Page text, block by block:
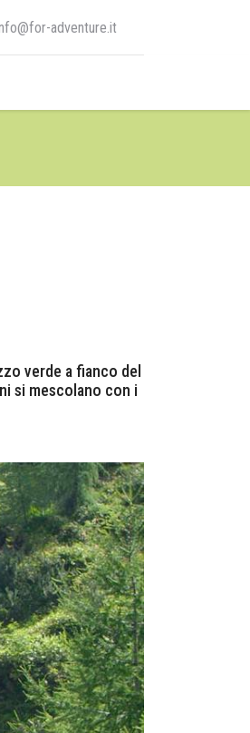
adventure.it
verde a fianco del
si mescolano con i